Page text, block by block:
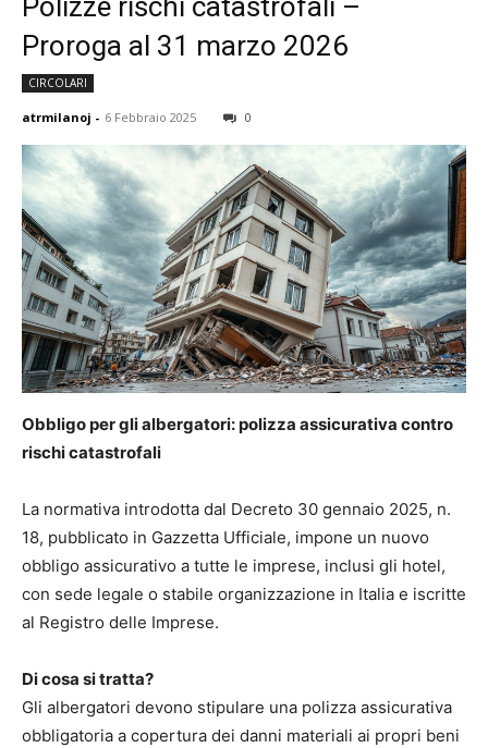
Polizze rischi catastrofali –
Proroga al 31 marzo 2026
CIRCOLARI
atrmilanoj - 6 Febbraio 2025 0
Obbligo per gli albergatori: polizza assicurativa contro
rischi catastrofali
La normativa introdotta dal Decreto 30 gennaio 2025, n.
18, pubblicato in Gazzetta Ufficiale, impone un nuovo
obbligo assicurativo a tutte le imprese, inclusi gli hotel,
con sede legale o stabile organizzazione in Italia e iscritte
al Registro delle Imprese.
Di cosa si tratta?
Gli albergatori devono stipulare una polizza assicurativa
obbligatoria a copertura dei danni materiali ai propri beni